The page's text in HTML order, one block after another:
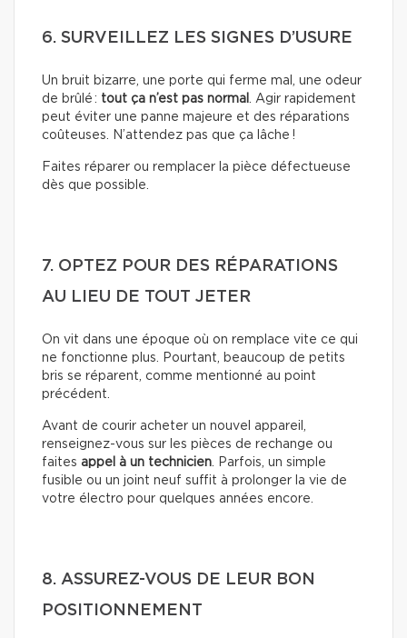
6. SURVEILLEZ LES SIGNES D’USURE
Un bruit bizarre, une porte qui ferme mal, une odeur
de brûlé : tout ça n’est pas normal
. Agir rapidement
peut éviter une panne majeure et des réparations
coûteuses. N’attendez pas que ça lâche !
Faites réparer ou remplacer la pièce défectueuse
dès que possible.
7. OPTEZ POUR DES RÉPARATIONS
AU LIEU DE TOUT JETER
On vit dans une époque où on remplace vite ce qui
ne fonctionne plus. Pourtant, beaucoup de petits
bris se réparent, comme mentionné au point
précédent.
Avant de courir acheter un nouvel appareil,
renseignez-vous sur les pièces de rechange ou
faites appel à un technicien . Parfois, un simple
fusible ou un joint neuf suffit à prolonger la vie de
votre électro pour quelques années encore.
8. ASSUREZ-VOUS DE LEUR BON
POSITIONNEMENT